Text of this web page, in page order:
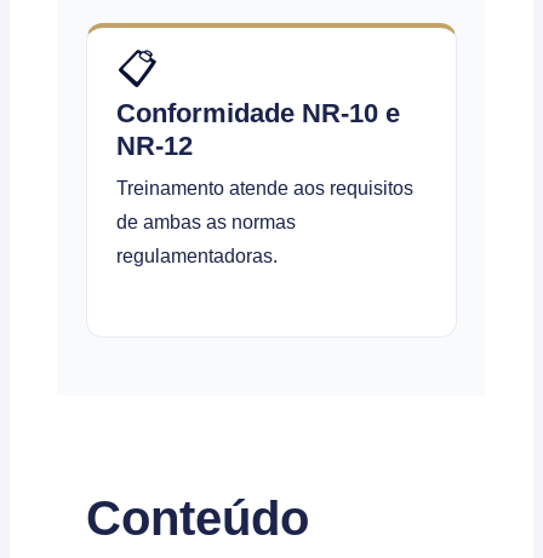
📋
Conformidade NR-10 e
NR-12
Treinamento atende aos requisitos
de ambas as normas
regulamentadoras.
Conteúdo